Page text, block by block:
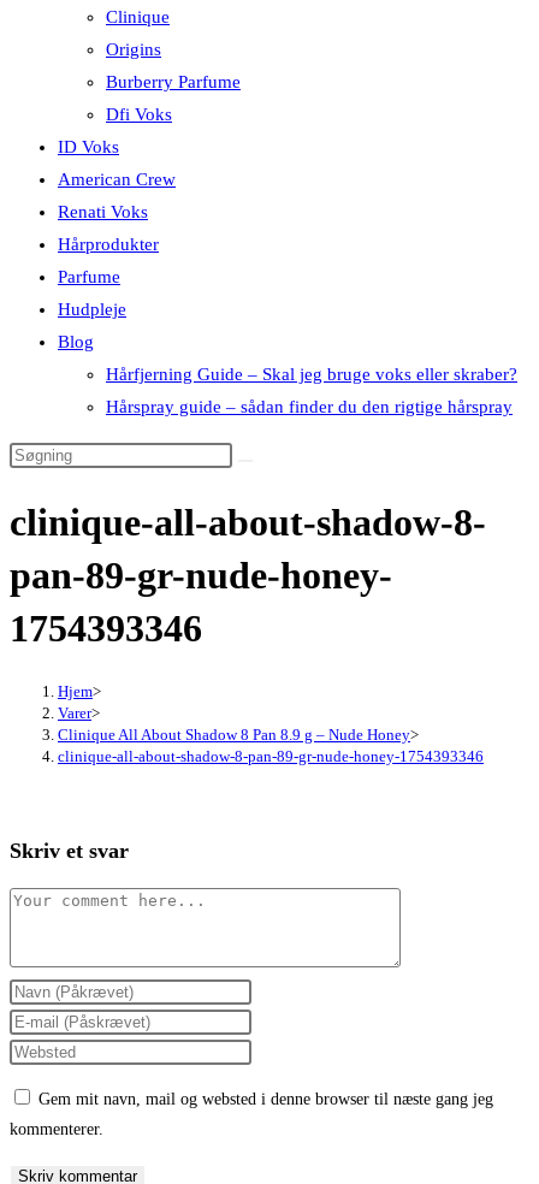
Clinique
Origins
Burberry Parfume
Dfi Voks
ID Voks
American Crew
Renati Voks
Hårprodukter
Parfume
Hudpleje
Blog
Hårfjerning Guide – Skal jeg bruge voks eller skraber?
Hårspray guide – sådan finder du den rigtige hårspray
clinique-all-about-shadow-8-
pan-89-gr-nude-honey-
1754393346
Hjem>
Varer>
Clinique All About Shadow 8 Pan 8.9 g – Nude Honey>
clinique-all-about-shadow-8-pan-89-gr-nude-honey-1754393346
Skriv et svar
Comment
Enter
your
name
comment
Enter
your
comment
Enter
(optional)
Gem mit navn, mail og websted i denne browser til næste gang jeg
kommenterer.